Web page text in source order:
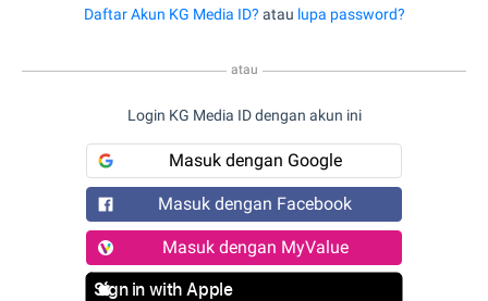
Daftar Akun KG Media ID? atau lupa password?
atau
Login KG Media ID dengan akun ini
Masuk dengan Google
Masuk dengan Facebook
Masuk dengan MyValue
Sign in with Apple